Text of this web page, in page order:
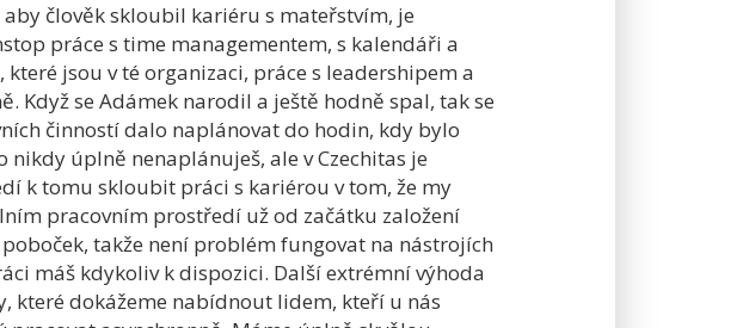
aby člověk skloubil kariéru s mateřstvím, je
práce s time managementem, s kalendáři a
jsou v té organizaci, práce s leadershipem a
Když se Adámek narodil a ještě hodně spal, tak se
činností dalo naplánovat do hodin, kdy bylo
nikdy úplně nenaplánuješ, ale v Czechitas je
k tomu skloubit práci s kariérou v tom, že my
pracovním prostředí už od začátku založení
poboček, takže není problém fungovat na nástrojích
máš kdykoliv k dispozici. Další extrémní výhoda
které dokážeme nabídnout lidem, kteří u nás